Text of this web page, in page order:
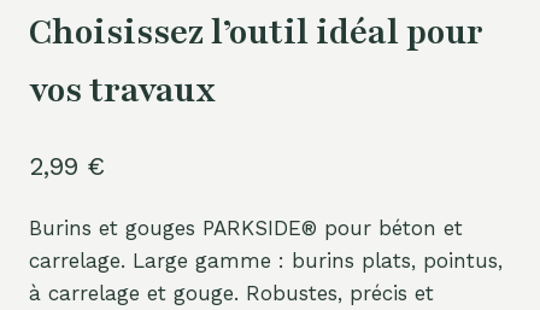
Choisissez l’outil idéal pour
vos travaux
2,99 €
Burins et gouges PARKSIDE® pour béton et
carrelage. Large gamme : burins plats, pointus,
à carrelage et gouge. Robustes, précis et